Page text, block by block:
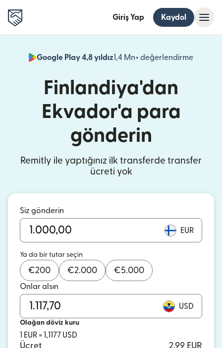
Giriş Yap Kaydol
Google Play 4,8 yıldız1,4 Mn+ değerlendirme
Finlandiya'dan
Ekvador'a para
gönderin
Remitly ile yaptığınız ilk transferde transfer
ücreti yok
Siz gönderin
EUR
Ya da bir tutar seçin
€200 €2.000 €5.000
Onlar alsın
USD
Olağan döviz kuru
1 EUR = 1,1177 USD
Ücret
2,99 EUR